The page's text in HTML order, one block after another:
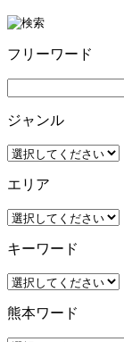
フリーワード
ジャンル
エリア
キーワード
熊本ワード